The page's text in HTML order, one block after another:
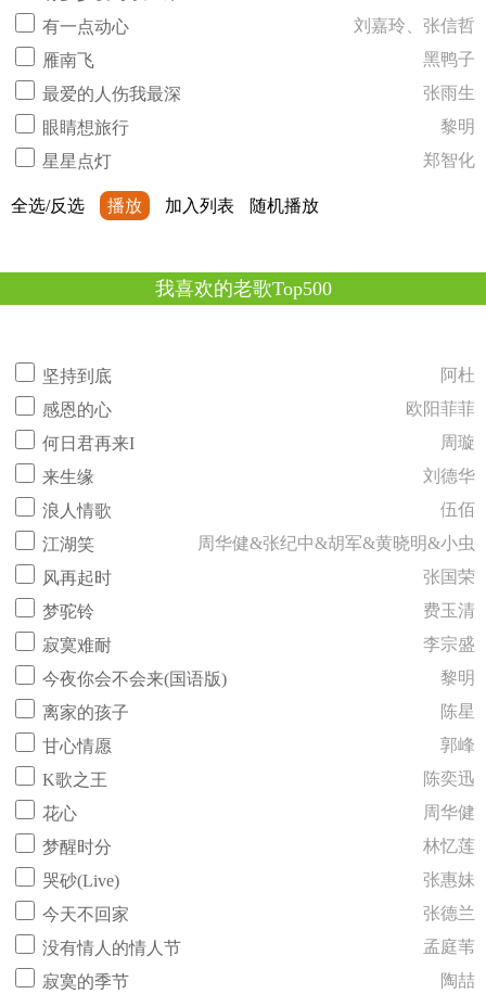
有一点动心
刘嘉玲、张信哲
雁南飞
黑鸭子
最爱的人伤我最深
张雨生
眼睛想旅行
黎明
星星点灯
郑智化
全选/反选 播放 加入列表 随机播放
我喜欢的老歌Top500
坚持到底
阿杜
感恩的心
欧阳菲菲
何日君再来I
周璇
来生缘
刘德华
浪人情歌
伍佰
江湖笑
周华健&张纪中&胡军&黄晓明&小虫
风再起时
张国荣
梦驼铃
费玉清
寂寞难耐
李宗盛
今夜你会不会来(国语版)
黎明
离家的孩子
陈星
甘心情愿
郭峰
K歌之王
陈奕迅
花心
周华健
梦醒时分
林忆莲
哭砂(Live)
张惠妹
今天不回家
张德兰
没有情人的情人节
孟庭苇
寂寞的季节
陶喆